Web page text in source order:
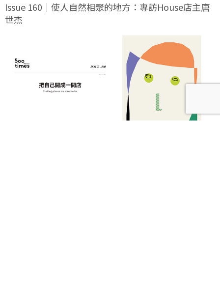
Issue 160｜使人自然相聚的地方：專訪House店主唐
世杰